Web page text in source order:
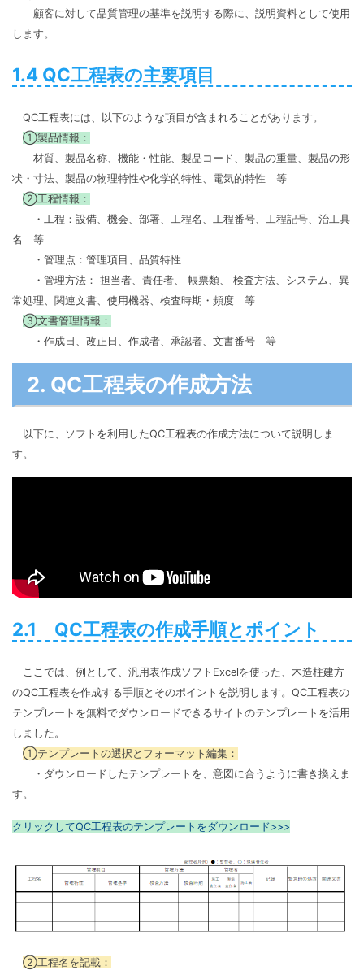
顧客に対して品質管理の基準を説明する際に、説明資料として使用
します。
1.4 QC工程表の主要項目
QC工程表には、以下のような項目が含まれることがあります。
①製品情報：
材質、製品名称、機能・性能、製品コード、製品の重量、製品の形
状・寸法、製品の物理特性や化学的特性、電気的特性 等
②工程情報：
・工程：設備、機会、部署、工程名、工程番号、工程記号、治工具
名 等
・管理点：管理項目、品質特性
・管理方法： 担当者、責任者、 帳票類、 検査方法、システム、異
常処理、関連文書、使用機器、検査時期・頻度 等
③文書管理情報：
・作成日、改正日、作成者、承認者、文書番号 等
2. QC工程表の作成方法
以下に、ソフトを利用したQC工程表の作成方法について説明しま
す。
2.1 QC工程表の作成手順とポイント
ここでは、例として、汎用表作成ソフトExcelを使った、木造柱建方
のQC工程表を作成する手順とそのポイントを説明します。QC工程表の
テンプレートを無料でダウンロードできるサイトのテンプレートを活用
しました。
①テンプレートの選択とフォーマット編集：
・ダウンロードしたテンプレートを、意図に合うように書き換えま
す。
クリックしてQC工程表のテンプレートをダウンロード>>>
②工程名を記載：